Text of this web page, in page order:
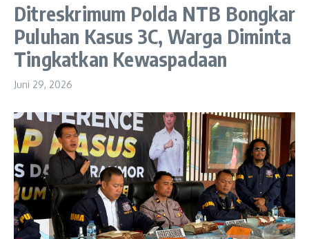
Ditreskrimum Polda NTB Bongkar
Puluhan Kasus 3C, Warga Diminta
Tingkatkan Kewaspadaan
Juni 29, 2026